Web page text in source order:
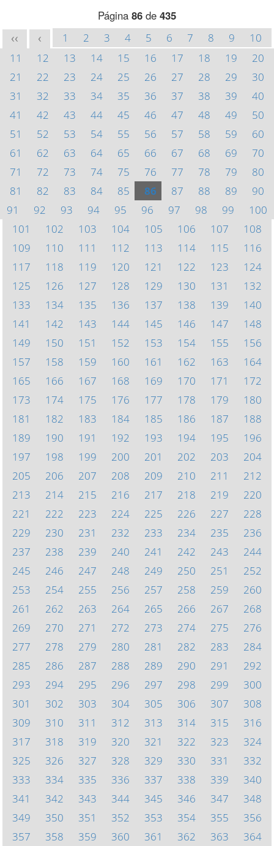
Página 86 de 435
<< < 1 2 3 4 5 6 7 8 9
10
11
12 13 14 15 16 17 18 19
20
21
22 23 24 25 26 27 28 29
30
31
32 33 34 35 36 37 38 39
40
41
42 43 44 45 46 47 48 49
50
51
52 53 54 55 56 57 58 59
60
61
62 63 64 65 66 67 68 69
70
71
72 73 74 75 76 77 78 79
80
81
82 83 84 85 86 87 88 89
90
91
92 93 94 95 96 97 98 99
100
101
102 103 104 105 106 107
108
109
110 111 112 113 114 115
116
117
118 119 120 121 122 123
124
125
126 127 128 129 130 131
132
133
134 135 136 137 138 139
140
141
142 143 144 145 146 147
148
149
150 151 152 153 154 155
156
157
158 159 160 161 162 163
164
165
166 167 168 169 170 171
172
173
174 175 176 177 178 179
180
181
182 183 184 185 186 187
188
189
190 191 192 193 194 195
196
197
198 199 200 201 202 203
204
205
206 207 208 209 210 211
212
213
214 215 216 217 218 219
220
221
222 223 224 225 226 227
228
229
230 231 232 233 234 235
236
237
238 239 240 241 242 243
244
245
246 247 248 249 250 251
252
253
254 255 256 257 258 259
260
261
262 263 264 265 266 267
268
269
270 271 272 273 274 275
276
277
278 279 280 281 282 283
284
285
286 287 288 289 290 291
292
293
294 295 296 297 298 299
300
301
302 303 304 305 306 307
308
309
310 311 312 313 314 315
316
317
318 319 320 321 322 323
324
325
326 327 328 329 330 331
332
333
334 335 336 337 338 339
340
341
342 343 344 345 346 347
348
349
350 351 352 353 354 355
356
357
358 359 360 361 362 363 364